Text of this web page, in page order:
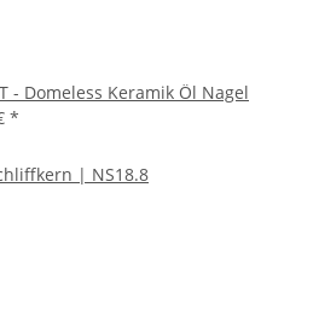
- Domeless Keramik Öl Nagel
*